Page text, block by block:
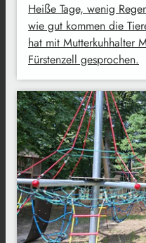
Heiße Tage, wenig
wie gut kommen die
hat mit Mutterkuhhalter
Fürstenzell gesprochen.